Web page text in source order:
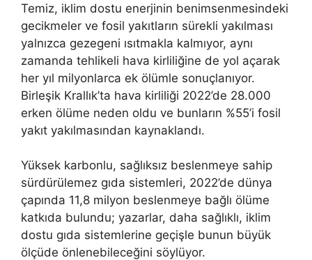
Temiz, iklim dostu enerjinin benimsenmesindeki
gecikmeler ve fosil yakıtların sürekli yakılması
yalnızca gezegeni ısıtmakla kalmıyor, aynı
zamanda tehlikeli hava kirliliğine de yol açarak
her yıl milyonlarca ek ölümle sonuçlanıyor.
Birleşik Krallık’ta hava kirliliği 2022’de 28.000
erken ölüme neden oldu ve bunların %55’i fosil
yakıt yakılmasından kaynaklandı.
Yüksek karbonlu, sağlıksız beslenmeye sahip
sürdürülemez gıda sistemleri, 2022’de dünya
çapında 11,8 milyon beslenmeye bağlı ölüme
katkıda bulundu; yazarlar, daha sağlıklı, iklim
dostu gıda sistemlerine geçişle bunun büyük
ölçüde önlenebileceğini söylüyor.